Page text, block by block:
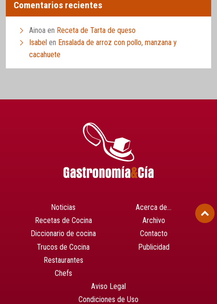
Comentarios recientes
Ainoa en Receta de Tarta de queso
Isabel en Ensalada de arroz con pollo, manzana y
cacahuete
Noticias
Recetas de Cocina
Diccionario de cocina
Trucos de Cocina
Restaurantes
Chefs
Acerca de…
Archivo
Contacto
Publicidad
Aviso Legal
Condiciones de Uso